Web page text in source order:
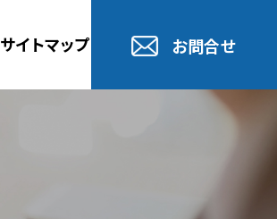
サイトマップ お問合せ